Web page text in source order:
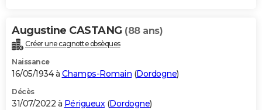
Augustine CASTANG (88 ans)
Créer une cagnotte obsèques
Naissance
16/05/1934 à Champs-Romain (Dordogne)
Décès
31/07/2022 à Périgueux(Dordogne)